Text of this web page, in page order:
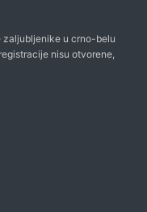
zaljubljenike u crno-belu
nisu otvorene,